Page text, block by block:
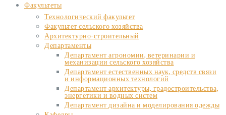
Факультеты
Технологический факультет
Факультет сельского хозяйства
Архитектурно-строительный
Департаменты
Департамент агрономии, ветеринарии и
механизации сельского хозяйства
Департамент естественных наук, средств связи
и информационных технологий
Департамент архитектуры, градостроительства,
энергетики и водных систем
Департамент дизайна и моделирования одежды